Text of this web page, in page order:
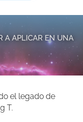
A APLICAR EN UNA
el legado de
T.